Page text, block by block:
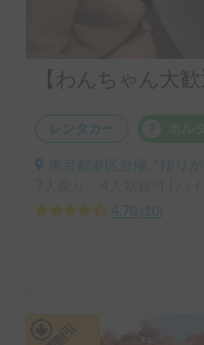
レンタカー
東京都港区台場, ' ゆりかもめお台
4.70